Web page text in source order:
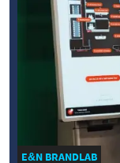
E&N BRANDLAB